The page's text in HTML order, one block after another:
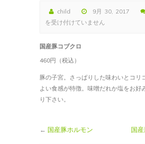
child
9月 30, 2017
国
豚
ブ
ク
ロ
は
を受け付けていません
国産豚コブクロ
460円（税込）
豚の子宮。さっぱりした味わいとコリ
よい食感が特徴。味噌だれか塩をお好
り下さい。
← 国産豚ホルモン 国